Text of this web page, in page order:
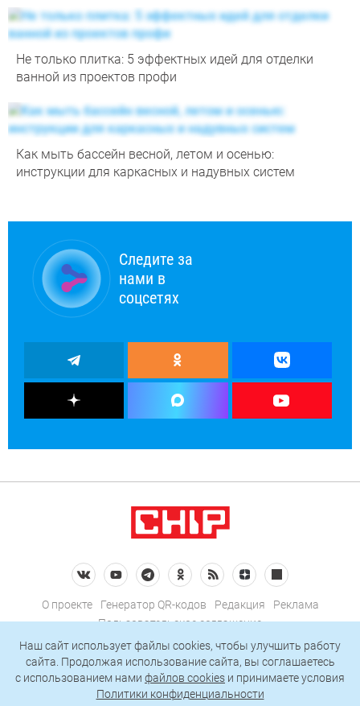
Не только плитка: 5 эффектных идей для отделки
ванной из проектов профи
Как мыть бассейн весной, летом и осенью:
инструкции для каркасных и надувных систем
Следите за
нами в
соцсетях
О проекте Генератор QR-кодов Редакция
Реклама
Пользовательское соглашение
Политика конфиденциальности
Подписаться на рассылку
Наш сайт использует файлы cookies, чтобы улучшить работу
сайта. Продолжая использование сайта, вы соглашаетесь
c использованием нами файлов cookies и принимаете условия
Политики конфиденциальности